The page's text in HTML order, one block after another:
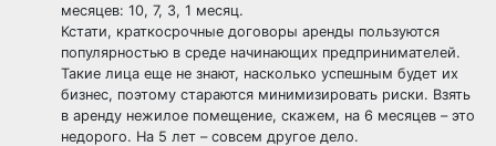
месяцев: 10, 7, 3, 1 месяц.
Кстати, краткосрочные договоры аренды пользуются
популярностью в среде начинающих предпринимателей.
Такие лица еще не знают, насколько успешным будет их
бизнес, поэтому стараются минимизировать риски. Взять
в аренду нежилое помещение, скажем, на 6 месяцев – это
недорого. На 5 лет – совсем другое дело.